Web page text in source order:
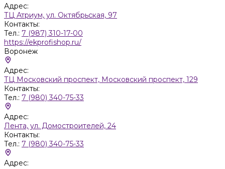
Адрес:
ТЦ Атриум, ул. Октябрьская, 97
Контакты:
Тел.: 7 (987) 310-17-00
https://ekprofishop.ru/
Воронеж
Адрес:
ТЦ Московский проспект, Московский проспект, 129
Контакты:
Тел.: 7 (980) 340-75-33
Адрес:
Лента, ул. Домостроителей, 24
Контакты:
Тел.: 7 (980) 340-75-33
Адрес: